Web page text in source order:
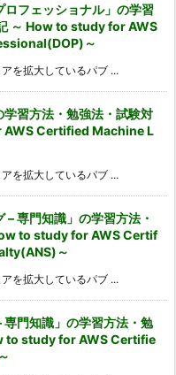
ロフェッショナル」の学習
～ How to study for AWS
～
を拡大しているパブ ...
学習方法・勉強法・試験対
AWS Certified Machine L
を拡大しているパブ ...
– 専門知識」の学習方法・
to study for AWS Certif
～
を拡大しているパブ ...
専門知識」の学習方法・勉
to study for AWS Certifie